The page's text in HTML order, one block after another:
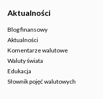
Aktualności
Blog finansowy
Aktualności
Komentarze walutowe
Waluty świata
Edukacja
Słownik pojęć walutowych